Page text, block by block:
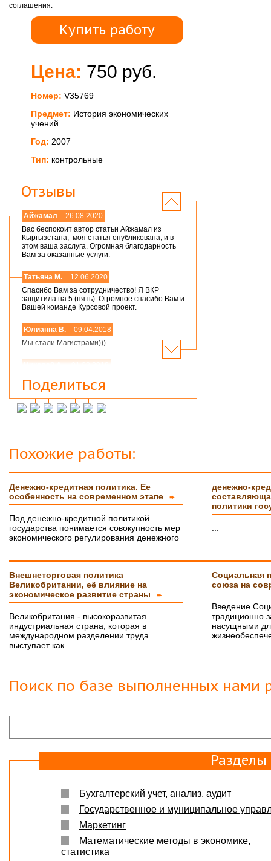
соглашения.
Цена: 750 руб.
Номер: V35769
Предмет: История экономических
учений
Год: 2007
Тип: контрольные
Отзывы
Айжамал
26.08.2020
Вас беспокоит автор статьи Айжамал из
Кыргызстана, моя статья опубликована, и в
этом ваша заслуга. Огромная благодарность
Вам за оказанные услуги.
Татьяна М.
12.06.2020
Спасибо Вам за сотрудничество! Я ВКР
защитила на 5 (пять). Огромное спасибо Вам и
Вашей команде Курсовой проект.
Юлианна В.
09.04.2018
Мы стали Магистрами)))
Мария,добрый день! Спасибо большое.
Защитился на 4!всего доброго
Инна М.
14.03.2018
защитилась на 4!!!! Отзыв на сайт обязательно
прикреплю,друзьям и знакомым буду Вас
Ольга С.
09.02.2018
Курсовая на "5"! Спасибо огромное!!!
писать, заказывать дипломную работу.
Ксения
16.01.2018
сотрудничать!
Ольга
14.01.2018
Светлана, добрый день! Хочу сказать Вам и
курсовую работу!!! оценили на \5\!))
Буду еще к Вам обращаться!!
СПАСИБО!!!
Яна
06.10.2017
Поделиться
Похожие работы:
Денежно-кредитная политика. Ее
особенность на современном этапе
➨
Под денежно-кредитной политикой
государства понимается совокупность мер
экономического регулирования денежного
...
денежно-
политики
...
Внешнеторговая политика
Великобритании, её влияние на
экономическое развитие страны
➨
Великобритания - высокоразвитая
индустриальная страна, которая в
международном разделении труда
выступает как ...
Социальная
союза на
Введение
традиционно
насущными
Поиск по базе выполненных нами
Бухгалтерский учет, анализ, аудит
Государственное и муниципальное
Маркетинг
Математические методы в экономике,
статистика